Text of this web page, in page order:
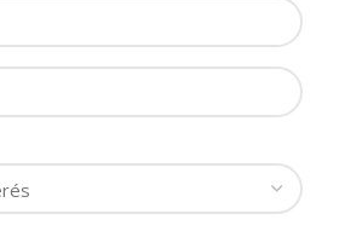
Monitores Multiparamétricos